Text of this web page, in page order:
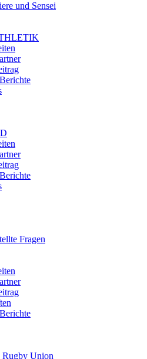
und Sensei
Fragen
Rugby Union